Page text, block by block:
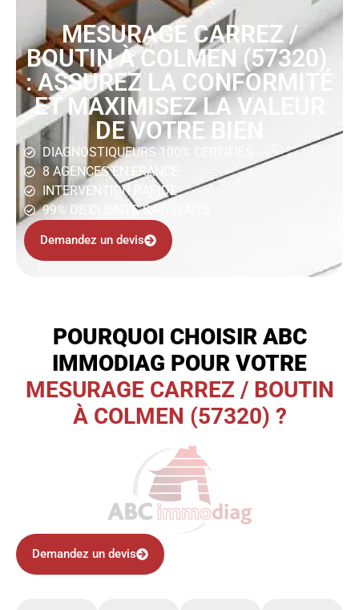
MESURAGE CARREZ /
BOUTIN À COLMEN (57320)
: ASSUREZ LA CONFORMITÉ
ET MAXIMISEZ LA VALEUR
DE VOTRE BIEN
DIAGNOSTIQUEURS 100% CERTIFIÉS
8 AGENCES EN FRANCE
INTERVENTION RAPIDE
99% DE CLIENTS SATISFAITS
Demandez un devis
POURQUOI CHOISIR ABC
IMMODIAG POUR VOTRE
MESURAGE CARREZ / BOUTIN
À COLMEN (57320) ?
Demandez un devis